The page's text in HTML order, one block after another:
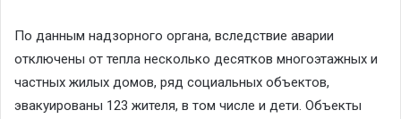
По данным надзорного органа, вследствие аварии
отключены от тепла несколько десятков многоэтажных и
частных жилых домов, ряд социальных объектов,
эвакуированы 123 жителя, в том числе и дети. Объекты